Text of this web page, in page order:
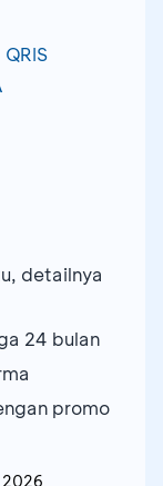
QRIS
detailnya
24 bulan
promo
2026